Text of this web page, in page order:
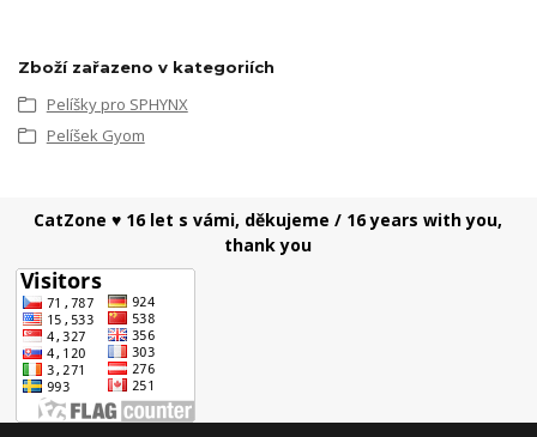
Zboží zařazeno v kategoriích
Pelíšky pro SPHYNX
Pelíšek Gyom
CatZone ♥ 16 let s vámi, děkujeme / 16 years with you,
thank you